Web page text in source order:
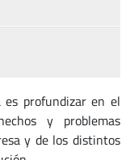
profundizar en el
y problemas
y de los distintos